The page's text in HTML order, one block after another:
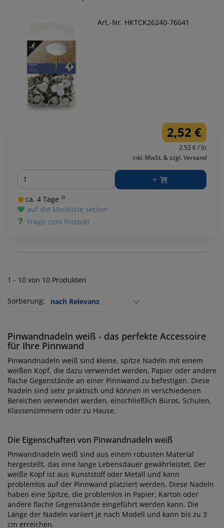
Art.-Nr. HKTCK26240-76641
2,52 €
2.52 € / St
inkl. MwSt. & zzgl. Versand
Menge
ca. 4 Tage ²⁾
auf die Merkliste setzen
Frage zum Produkt
1 - 10 von 10 Produkten
Sortierung:
Pinwandnadeln weiß - das perfekte Accessoire
für Ihre Pinnwand
Pinwandnadeln weiß sind kleine, spitze Nadeln mit einem
weißen Kopf, die dazu verwendet werden, Papier oder andere
flache Gegenstände an einer Pinnwand zu befestigen. Diese
Nadeln sind sehr praktisch und können in verschiedenen
Bereichen verwendet werden, einschließlich Büros, Schulen,
Klassenzimmern oder zu Hause.
Die Eigenschaften von Pinwandnadeln weiß
Pinwandnadeln weiß sind aus einem robusten Material
hergestellt, das eine lange Lebensdauer gewährleistet. Der
weiße Kopf ist aus Kunststoff oder Metall und kann
problemlos auf der Pinnwand platziert werden. Diese Nadeln
haben eine Spitze, die problemlos in Papier, Karton oder
andere flache Gegenstände eingeführt werden kann. Die
Länge der Nadeln variiert je nach Modell und kann bis zu 3
cm erreichen.